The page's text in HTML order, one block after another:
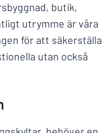
butik,
utrymme är våra
för att säkerställa
utan också